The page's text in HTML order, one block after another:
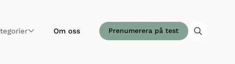
Om oss Prenumerera på test